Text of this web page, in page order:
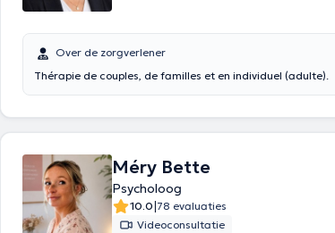
Over de zorgverlener
Thérapie de couples, de familles et en individuel (adulte).
Méry Bette
Psycholoog
10.0|78 evaluaties
Videoconsultatie